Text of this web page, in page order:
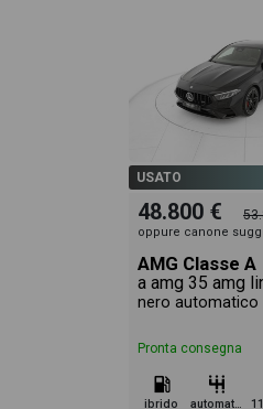
USATO
48.800 €
oppure canone
AMG Classe A
nero automatico
Pronta consegna
ibrido automatico